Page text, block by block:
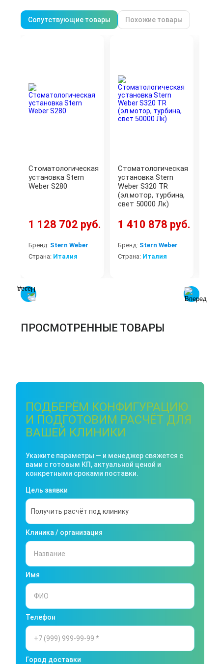
Сопутствующие товары Похожие товары
Стоматологическая
установка Stern
Weber S280
1 128 702 руб.
Бренд: Stern Weber
Страна: Италия
Стоматологическая
установка Stern
Weber S320 TR
(эл.мотор, турбина,
свет 50000 Лк)
1 410 878 руб.
Бренд: Stern Weber
Страна: Италия
ПРОСМОТРЕННЫЕ ТОВАРЫ
ПОДБЕРЁМ КОНФИГУРАЦИЮ
И ПОДГОТОВИМ РАСЧЁТ ДЛЯ
ВАШЕЙ КЛИНИКИ
Укажите параметры — и менеджер свяжется с
вами с готовым КП, актуальной ценой и
конкретными сроками поставки.
Цель заявки
Клиника / организация
Имя
Телефон
Город доставки